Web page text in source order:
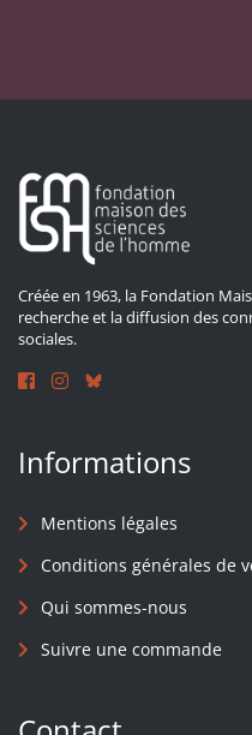
Créée en 1963, la Fondation
recherche et la diffusion des
sociales.
Informations
Mentions légales
Conditions générales de
Qui sommes-nous
Suivre une commande